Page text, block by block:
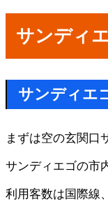
サンディ
サンディエ
まずは空の玄関口
サンディエゴの市
利用客数は国際線